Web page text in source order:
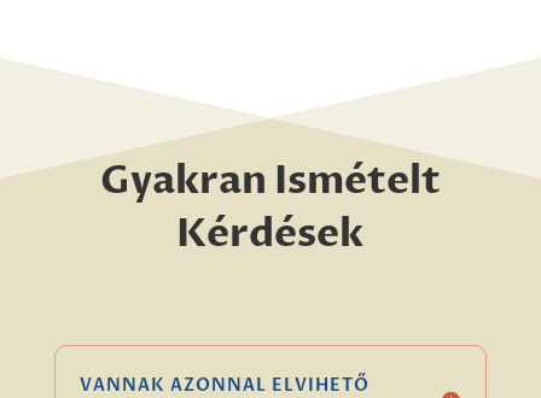
Gyakran Ismételt
Kérdések
VANNAK AZONNAL ELVIHETŐ